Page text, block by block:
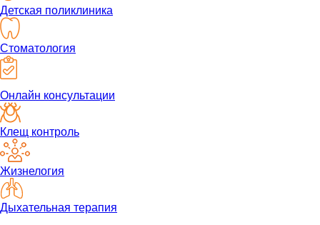
Детская поликлиника
Стоматология
Онлайн консультации
Клещ контроль
Жизнелогия
Дыхательная терапия